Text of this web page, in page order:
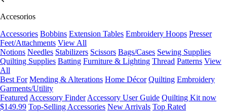
Accesorios
Accessories Bobbins Extension Tables Embroidery Hoops Presser
Feet/Attachments View All
Notions Needles Stabilizers Scissors Bags/Cases Sewing Supplies
Quilting Supplies Batting Furniture & Lighting Thread Patterns View
All
Best For Mending & Alterations Home Décor Quilting Embroidery
Garments/Utility
Featured Accessory Finder Accessory User Guide Quilting Kit now
$149.99 Top-Selling Accessories New Arrivals Top Rated